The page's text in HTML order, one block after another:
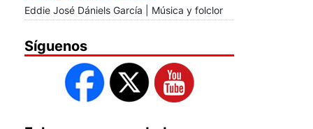
Eddie José Dániels García | Música y folclor
Síguenos